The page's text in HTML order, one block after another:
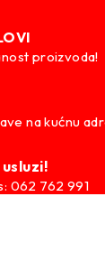
proizvoda!
na kućnu
062 762 991